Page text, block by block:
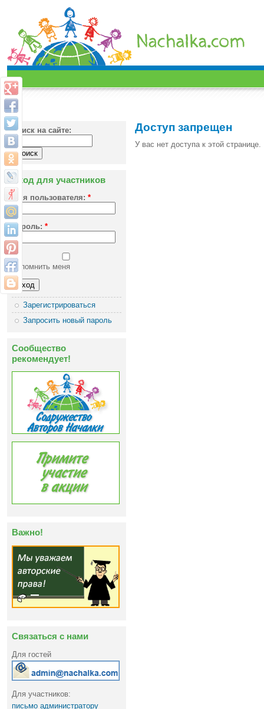
Поиск на сайте:
Вход для участников
Имя пользователя: *
Пароль: *
Запомнить меня
Зарегистрироваться
Запросить новый пароль
Сообщество
рекомендует!
Важно!
Связаться с нами
Для гостей
Для участников:
письмо администратору
Доступ запрещен
У вас нет доступа к этой странице.